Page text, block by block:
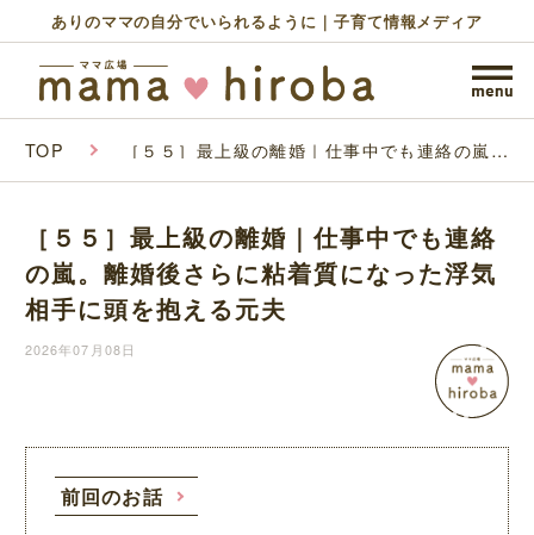
ありのママの自分でいられるように｜子育て情報メディア
TOP ［５５］最上級の離婚｜仕事中でも連絡の嵐。
える元夫
［５５］最上級の離婚｜仕事中でも連絡
の嵐。離婚後さらに粘着質になった浮気
相手に頭を抱える元夫
2026年07月08日
前回のお話